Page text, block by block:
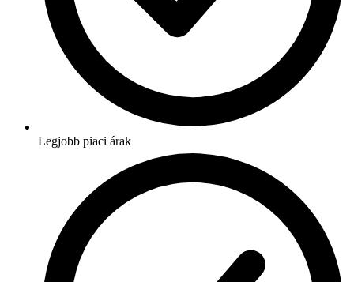
Legjobb piaci árak